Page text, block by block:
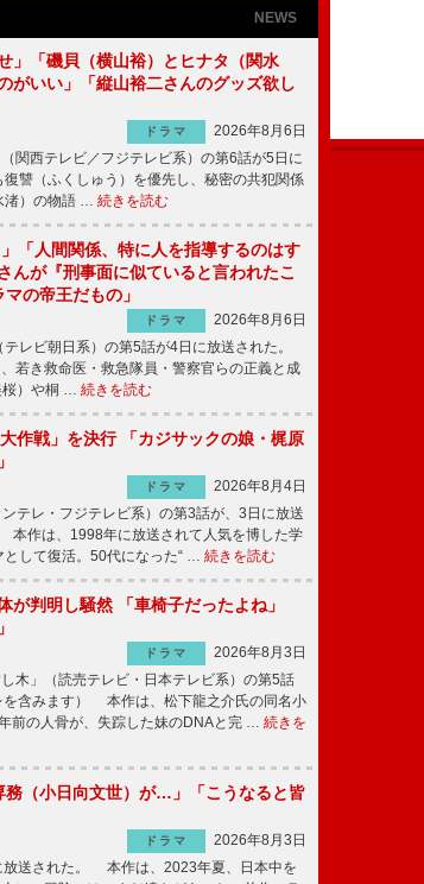
NEWS
」「磯貝（横山裕）とヒナタ（関水
がいい」「縦山裕二さんのグッズ欲し
ドラマ
2026年8月6日
関西テレビ／フジテレビ系）の第6話が5日に
讐（ふくしゅう）を優先し、秘密の共犯関係
渚）の物語 … 続きを読む
「人間関係、特に人を指導するのはす
んが『刑事面に似ていると言われたこ
の帝王だもの」
ドラマ
2026年8月6日
レビ朝日系）の第5話が4日に放送された。
若き救命医・救急隊員・警察官らの正義と成
）や桐 … 続きを読む
作戦」を決行 「カジサックの娘・梶原
ドラマ
2026年8月4日
テレ・フジテレビ系）の第3話が、3日に放送
作は、1998年に放送されて人気を博した学
して復活。50代になった“ … 続きを読む
が判明し騒然 「車椅子だったよね」
ドラマ
2026年8月3日
木」（読売テレビ・日本テレビ系）の第5話
を含みます） 本作は、松下龍之介氏の同名小
前の人骨が、失踪した妹のDNAと完 … 続きを
務（小日向文世）が…」「こうなると皆
ドラマ
2026年8月3日
送された。 本作は、2023年夏、日本中を